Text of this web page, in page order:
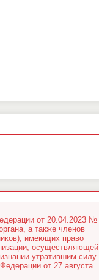
от 20.04.2023 №
а также членов
имеющих право
осуществляющей
утратившим силу
от 27 августа